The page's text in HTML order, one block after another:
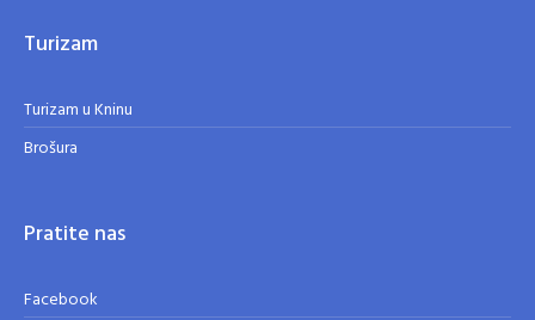
Turizam
Turizam u Kninu
Brošura
Pratite nas
Facebook